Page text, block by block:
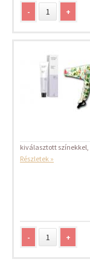
- +
kiválasztott
Részletek »
- +